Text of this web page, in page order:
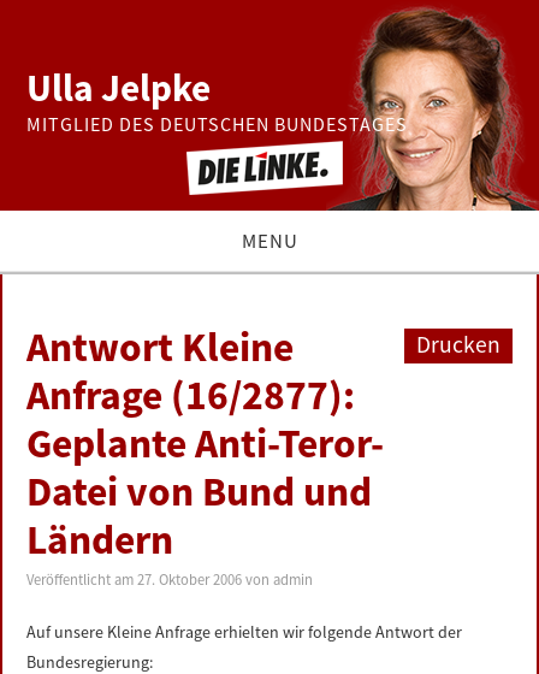
Ulla Jelpke
MITGLIED DES DEUTSCHEN BUNDESTAGES
MENU
BUNDESTAG
PRESSE
ZUR PERSON
LINKS
DATENSCHUTZERKLÄRUNG
Drucken
Antwort Kleine
Anfrage (16/2877):
Geplante Anti-Teror-
Datei von Bund und
Ländern
Veröffentlicht am27. Oktober 2006 vonadmin
Auf unsere Kleine Anfrage erhielten wir folgende Antwort der
Bundesregierung: